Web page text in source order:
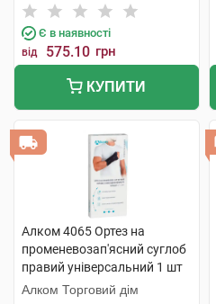
Є в наявності
від 575.10 грн
КУПИТИ
Алком 4065 Ортез на
променевозап'ясний суглоб
правий універсальний 1 шт
Алком Торговий дім